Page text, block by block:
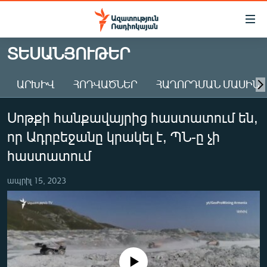
Մատչելիության
Անցնել
հիմնական
Անցնել
հիմնական
մենյուին
Որոնում
ԱԶԱՏՈՒԹՅՈՒՆ TV
ՀԱՅԱՍՏԱՆ
ԸՆՏՐՈՒԹՅՈՒՆՆԵՐ 2026
ԻՐԱՎՈՒՆՔ
ՏՆՏԵՍՈՒԹՅՈՒՆ
ՂԱՐԱԲԱՂ
ՊԱՏԵՐԱԶՄԻ 6 ՇԱԲԱԹՆԵՐԸ
ՏԱՐԱԾԱՇՐՋԱՆ
ՏԵՍԱՆՅՈՒԹԵՐ
ԱՐԽԻՎ ՀՈԴՎԱԾՆԵՐ ՀԱՂՈՐԴՄԱՆ ՄԱՍԻՆ
Սոթքի հանքավայրից հաստատում են,
որ Ադրբեջանը կրակել է, ՊՆ-ը չի
հաստատում
ապրիլ 15, 2023
No media source currently available